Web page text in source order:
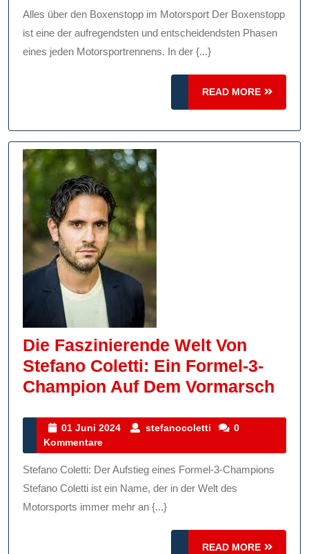
Geschwindigkeit,
Präzision
Und
Teamarbeit
Alles über den Boxenstopp im Motorsport Der Boxenstopp
ist eine der aufregendsten und entscheidendsten Phasen
eines jeden Motorsportrennens. In der {...}
READ MORE
READ
MORE
Die Faszinierende Welt Von
Stefano Coletti: Ein Formel-3-
Champion Auf Dem Vormarsch
Von
01 Juni 2024
01
2024
stefanocoletti stefanocoletti
0
Kommentare
Stefano Coletti: Der Aufstieg eines Formel-3-Champions
Stefano Coletti ist ein Name, der in der Welt des
Motorsports immer mehr an {...}
READ MORE
READ